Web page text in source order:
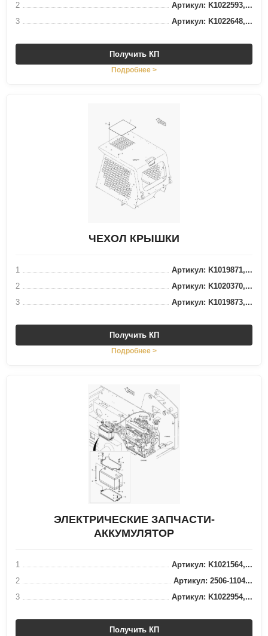
2
Артикул: K1022593,...
3
Артикул: K1022648,...
Получить КП
Подробнее >
ЧЕХОЛ КРЫШКИ
1
Артикул: K1019871,...
2
Артикул: K1020370,...
3
Артикул: K1019873,...
Получить КП
Подробнее >
ЭЛЕКТРИЧЕСКИЕ ЗАПЧАСТИ-
АККУМУЛЯТОР
1
Артикул: K1021564,...
2
Артикул: 2506-1104...
3
Артикул: K1022954,...
Получить КП